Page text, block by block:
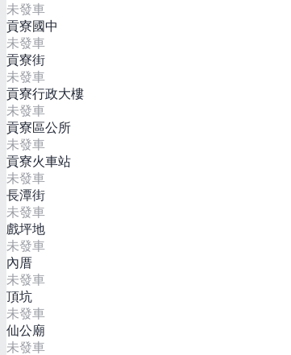
未發車
貢寮國中
未發車
貢寮街
未發車
貢寮行政大樓
未發車
貢寮區公所
未發車
貢寮火車站
未發車
長潭街
未發車
戲坪地
未發車
內厝
未發車
頂坑
未發車
仙公廟
未發車